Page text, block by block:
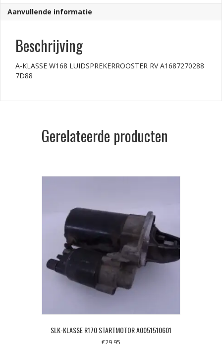
Aanvullende informatie
Beschrijving
A-KLASSE W168 LUIDSPREKERROOSTER RV A1687270288
7D88
Gerelateerde producten
SLK-KLASSE R170 STARTMOTOR A0051510601